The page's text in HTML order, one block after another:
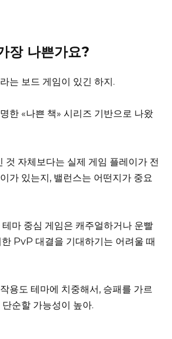
장 나쁜가요?
는 보드 게임이 있긴 하지.
한 «나쁜 책» 시리즈 기반으로 나왔
것 자체보다는 실제 게임 플레이가 전
가 있는지, 밸런스는 어떤지가 중요
마 중심 게임은 캐주얼하거나 운빨
PvP 대결을 기대하기는 어려울 때
용도 테마에 치중해서, 승패를 가르
순할 가능성이 높아.